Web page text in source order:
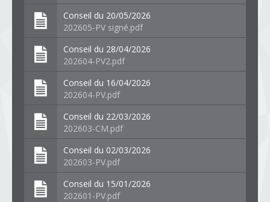
Conseil du 20/05/2026
202605-PV signé.pdf
Conseil du 28/04/2026
202604-PV2.pdf
Conseil du 16/04/2026
202604-PV.pdf
Conseil du 22/03/2026
202603-CM.pdf
Conseil du 02/03/2026
202603-PV.pdf
Conseil du 15/01/2026
202601-PV.pdf